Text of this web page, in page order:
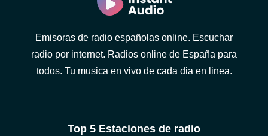
Emisoras de radio españolas online. Escuchar
radio por internet. Radios online de España para
todos. Tu musica en vivo de cada dia en linea.
Top 5 Estaciones de radio